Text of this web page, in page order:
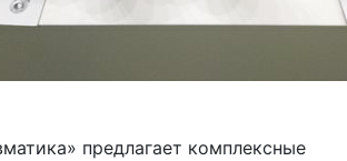
предлагает комплексные